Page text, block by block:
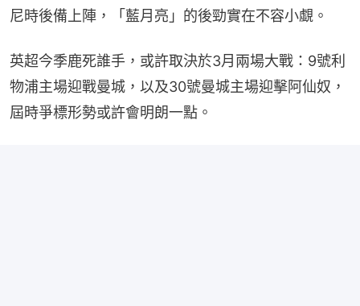
尼時後備上陣，「藍月亮」的後勁實在不容小覷。
英超今季鹿死誰手，或許取決於3月兩場大戰：9號利
物浦主場迎戰曼城，以及30號曼城主場迎擊阿仙奴，
屆時爭標形勢或許會明朗一點。